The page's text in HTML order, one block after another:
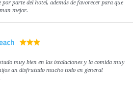
parte del hotel, además de favorecer para que
mejor.
muy bien en las istalaciones y la comida muy
an disfrutado mucho todo en general